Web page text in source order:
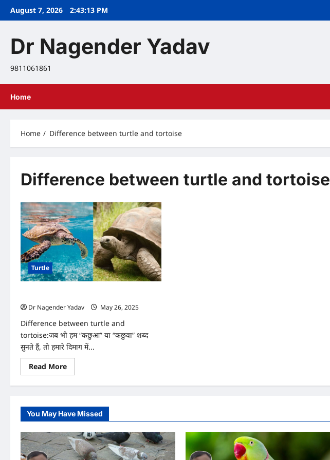
SkipAugust 7, 2026 2:43:14 PM
Dr Nagender Yadav
9811061861
Home
Home Difference between turtle and tortoise
Difference between turtle and tortoise
Turtle
Dr Nagender Yadav
May 26, 2025
Difference between turtle and
tortoise:जब भी हम “कछुआ” या “कछुवा” शब्द
सुनते हैं, तो हमारे दिमाग में...
Read MoreRead
more
कछुआ
में
क्या
फर्क
है?
जानें
पूरी
डिटेल
You May Have Missed